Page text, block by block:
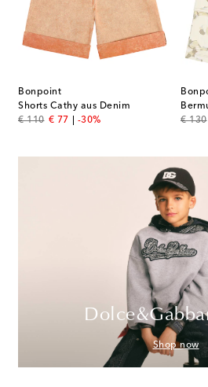
Bonpoint
Shorts Cathy aus Denim
€ 110
original price
€ 77
discount price
-30%
€ 130
Shop now